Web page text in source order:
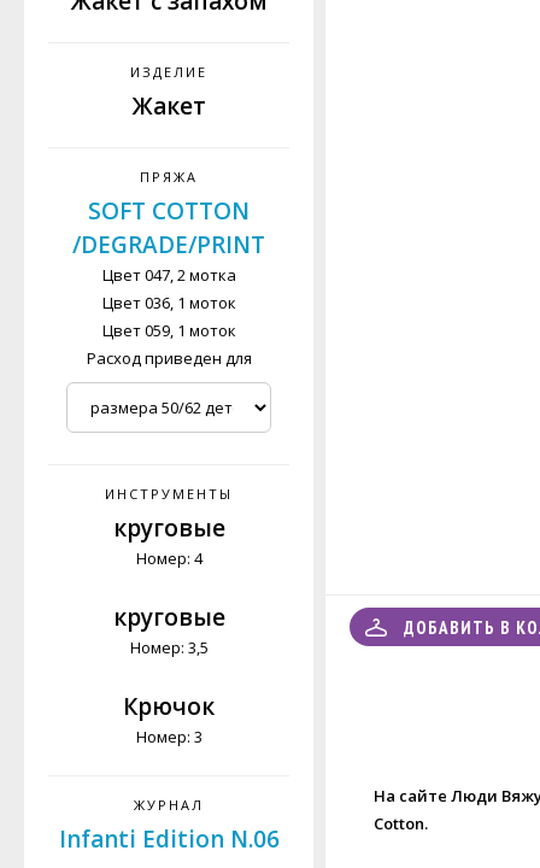
ИЗДЕЛИЕ
Жакет
ПРЯЖА
SOFT COTTON
/DEGRADE/PRINT
Цвет 047, 2 мотка
Цвет 036, 1 моток
Цвет 059, 1 моток
Расход приведен для
ИНСТРУМЕНТЫ
круговые
Номер: 4
круговые
Номер: 3,5
Крючок
Номер: 3
ЖУРНАЛ
Infanti Edition N.06
ДОБАВИТЬ В
На сайте Люди
Cotton.